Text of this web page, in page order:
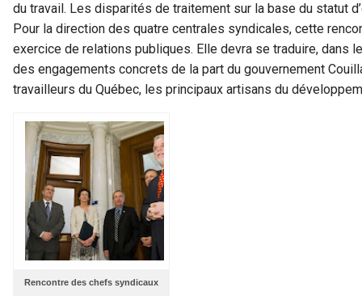
du travail. Les disparités de traitement sur la base du statut
Pour la direction des quatre centrales syndicales, cette
exercice de relations publiques. Elle devra se traduire, dans
des engagements concrets de la part du gouvernement
travailleurs du Québec, les principaux artisans du
Rencontre des chefs syndicaux